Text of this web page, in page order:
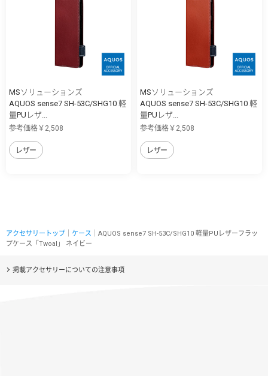
MSソリューションズ
AQUOS sense7 SH-53C/SHG10 軽
量PUレザ...
参考価格￥2,508
レザー
MSソリューションズ
AQUOS sense7 SH-53C/SHG10 軽
量PUレザ...
参考価格￥2,508
レザー
アクセサリートップ ケース ｜AQUOS sense7 SH-53C/SHG10 軽量PUレザーフラッ
プケース「Twoal」 ネイビー
掲載アクセサリーについての注意事項